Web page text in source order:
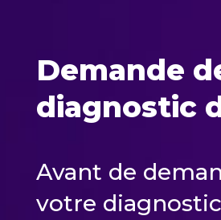
Demande
diagnostic
Avant de
votre